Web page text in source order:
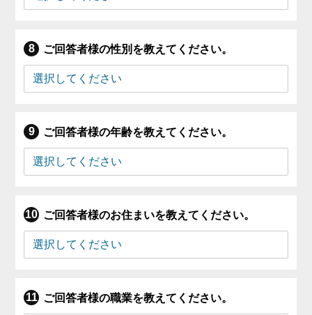
ご回答者様の性別を教えてください。
ご回答者様の年齢を教えてください。
ご回答者様のお住まいを教えてください。
ご回答者様の職業を教えてください。